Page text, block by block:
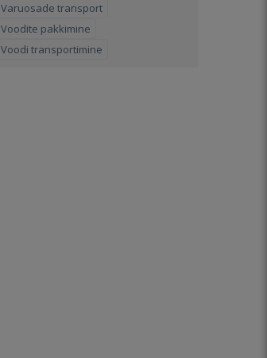
Varuosade transport
Voodite pakkimine
Voodi transportimine